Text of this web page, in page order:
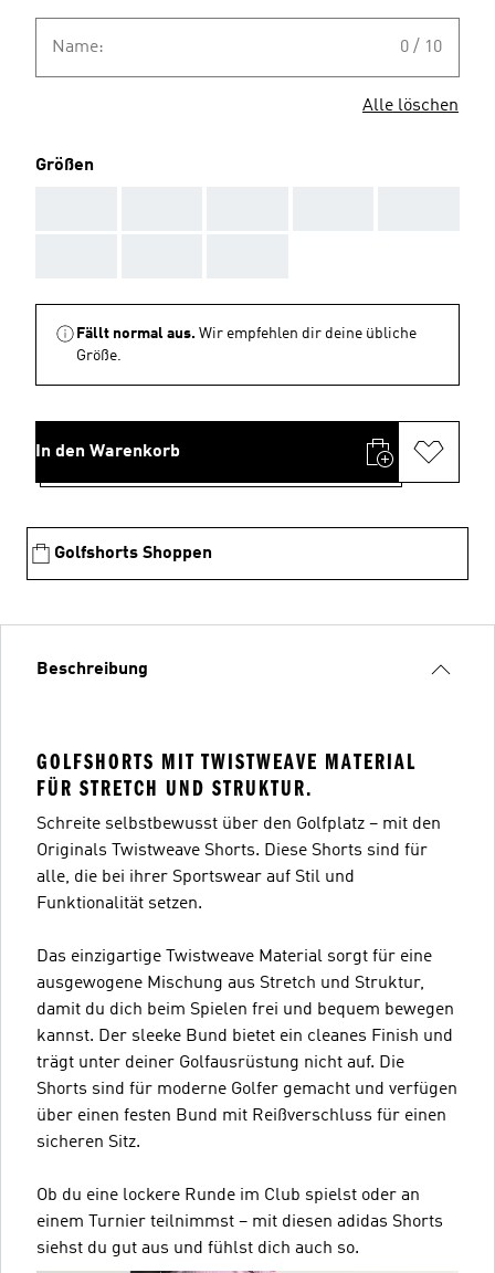
Name: 0 / 10
Alle löschen
Größen
Fällt normal aus. Wir empfehlen dir deine übliche
Größe.
In den Warenkorb
Golfshorts Shoppen
Beschreibung
GOLFSHORTS MIT TWISTWEAVE MATERIAL
FÜR STRETCH UND STRUKTUR.
Schreite selbstbewusst über den Golfplatz – mit den
Originals Twistweave Shorts. Diese Shorts sind für
alle, die bei ihrer Sportswear auf Stil und
Funktionalität setzen.
Das einzigartige Twistweave Material sorgt für eine
ausgewogene Mischung aus Stretch und Struktur,
damit du dich beim Spielen frei und bequem bewegen
kannst. Der sleeke Bund bietet ein cleanes Finish und
trägt unter deiner Golfausrüstung nicht auf. Die
Shorts sind für moderne Golfer gemacht und verfügen
über einen festen Bund mit Reißverschluss für einen
sicheren Sitz.
Ob du eine lockere Runde im Club spielst oder an
einem Turnier teilnimmst – mit diesen adidas Shorts
siehst du gut aus und fühlst dich auch so.